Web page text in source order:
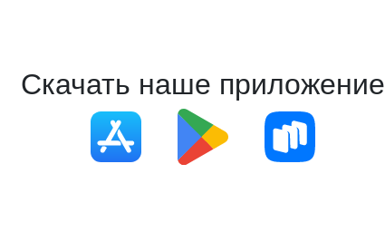
Скачать наше приложение